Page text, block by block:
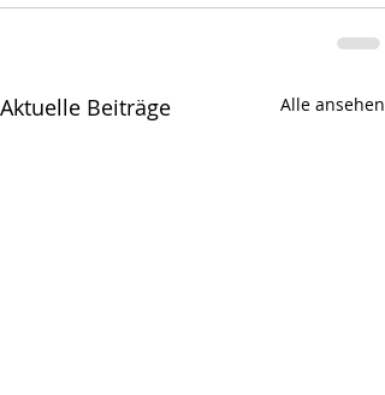
Aktuelle Beiträge Alle ansehen